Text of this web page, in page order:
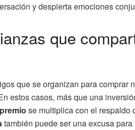
y despierta emociones
que
que se organizan para comprar
estos casos, más que una
premio se multiplica con el respaldo
también puede ser una excusa